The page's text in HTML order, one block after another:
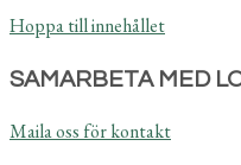
Hoppa till innehållet
SAMARBETA MED
Maila oss för kontakt